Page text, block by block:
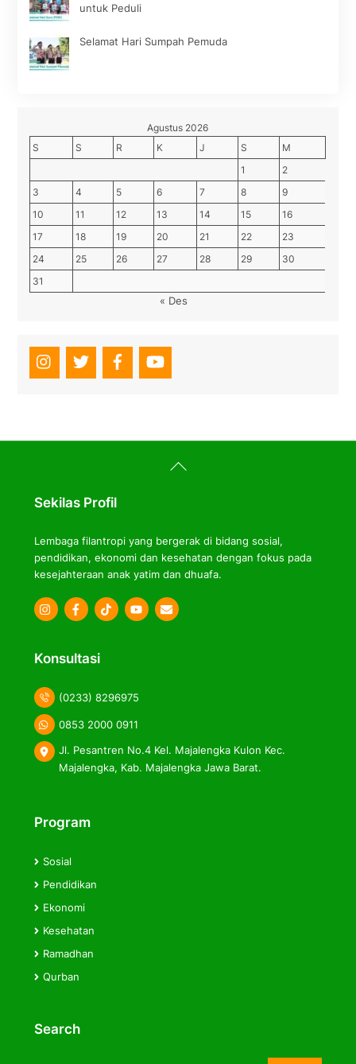
untuk Peduli
Selamat Hari Sumpah Pemuda
Agustus 2026
S
S R K J S
M
1
2
3
4 5 6 7 8
9
10
11 12 13 14 15
16
17
18 19 20 21 22
23
24
25 26 27 28 29
30
31
« Des
Back
To
Sekilas Profil
Lembaga filantropi yang bergerak di bidang sosial,
pendidikan, ekonomi dan kesehatan dengan fokus pada
kesejahteraan anak yatim dan dhuafa.
Icon
Icon
Icon
Konsultasi
(0233) 8296975
0853 2000 0911
Jl. Pesantren No.4 Kel. Majalengka Kulon Kec.
Majalengka, Kab. Majalengka Jawa Barat.
Program
Sosial
Pendidikan
Ekonomi
Kesehatan
Ramadhan
Qurban
Search